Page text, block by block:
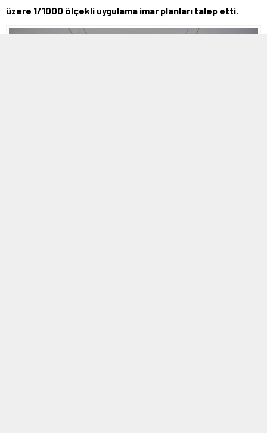
üzere 1/1000 ölçekli uygulama imar planları talep etti.